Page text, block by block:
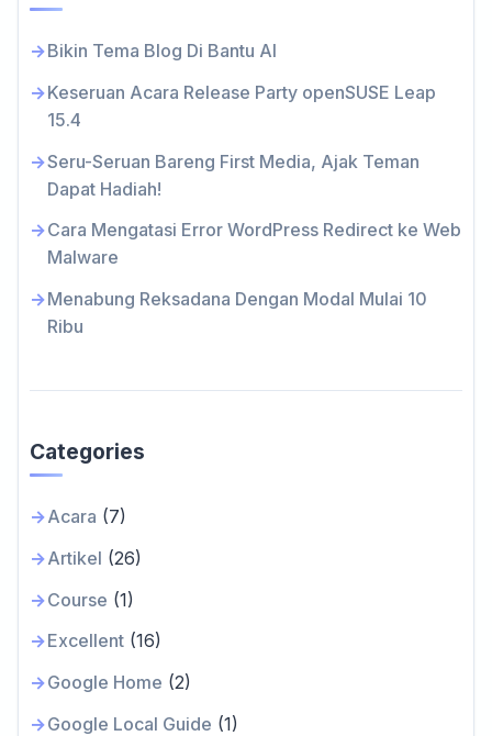
Bikin Tema Blog Di Bantu AI
Keseruan Acara Release Party openSUSE Leap
15.4
Seru-Seruan Bareng First Media, Ajak Teman
Dapat Hadiah!
Cara Mengatasi Error WordPress Redirect ke Web
Malware
Menabung Reksadana Dengan Modal Mulai 10
Ribu
Categories
Acara (7)
Artikel (26)
Course (1)
Excellent(16)
Google Home (2)
Google Local Guide (1)